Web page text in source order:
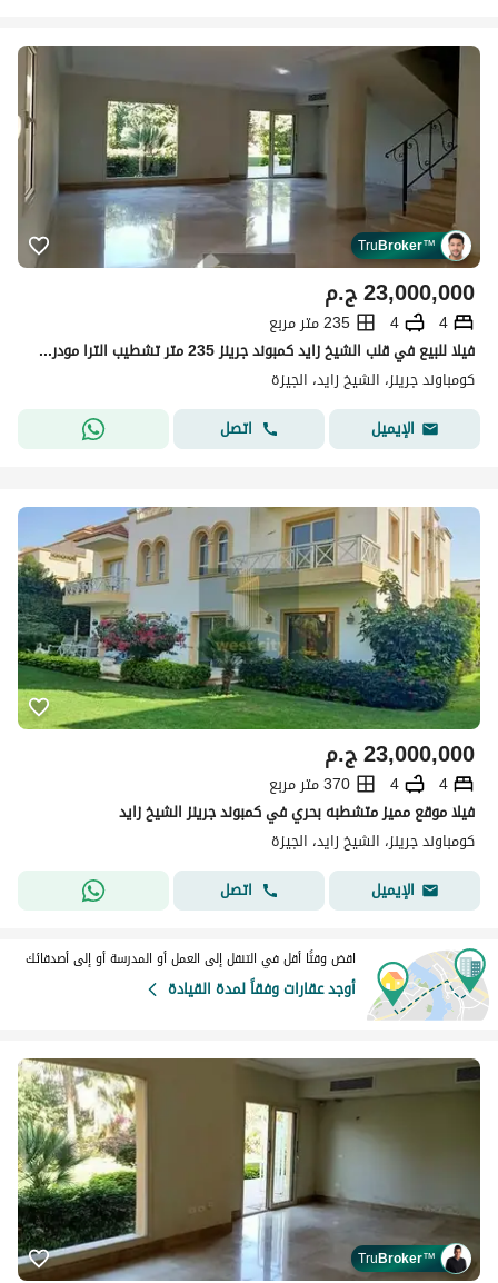
TruBroker™
ج.م23,000,000
4
4
235 متر مربع
فيلا للبيع في قلب الشيخ زايد كمبوند جرينز 235 متر تشطيب الترا مودرن بالتكييفات و المطبخ
كومباوند جرينز، الشيخ زايد، الجيزة
الإيميل
اتصل
ج.م23,000,000
4
4
370 متر مربع
فيلا موقع مميز متشطبه بحري في كمبوند جرينز الشيخ زايد
كومباوند جرينز، الشيخ زايد، الجيزة
الإيميل
اتصل
اقض وقتًا أقل في التنقل إلى العمل أو المدرسة أو إلى أصدقائك
أوجد عقارات وفقاً لمدة القيادة
TruBroker™